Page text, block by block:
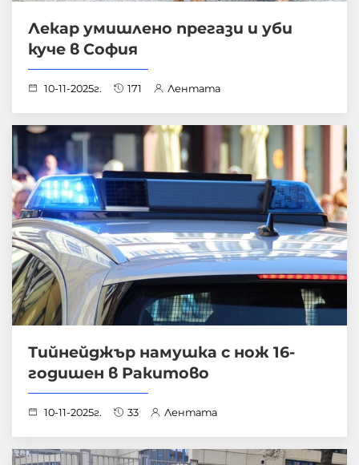
Лекар умишлено прегази и уби
куче в София
10-11-2025г. 171 Лентата
Тийнейджър намушка с нож 16-
годишен в Ракитово
10-11-2025г. 33 Лентата